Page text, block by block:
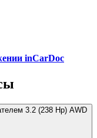
inCarDoc
3.2 (238 Hp) AWD